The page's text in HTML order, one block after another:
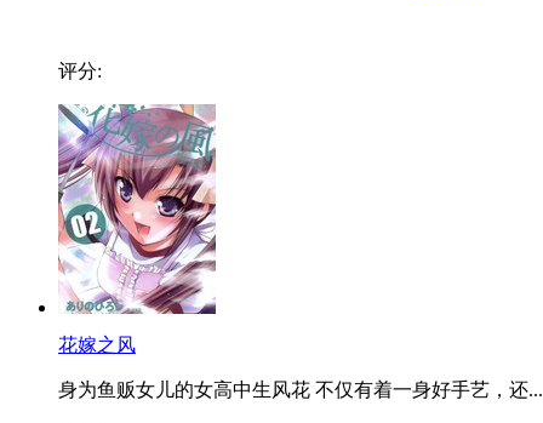
评分:
花嫁之风
身为鱼贩女儿的女高中生风花 不仅有着一身好手艺，还...